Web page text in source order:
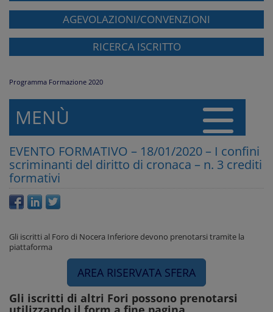
AGEVOLAZIONI/CONVENZIONI
RICERCA ISCRITTO
Programma Formazione 2020
MENÙ
EVENTO FORMATIVO – 18/01/2020 – I confini
scriminanti del diritto di cronaca – n. 3 crediti
formativi
Gli iscritti al Foro di Nocera Inferiore devono prenotarsi tramite la
piattaforma
AREA RISERVATA SFERA
Gli iscritti di altri Fori possono prenotarsi